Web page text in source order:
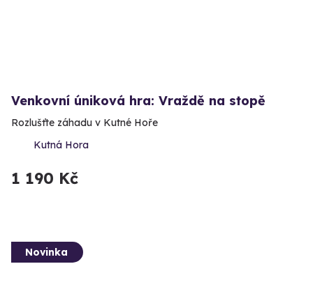
Venkovní úniková hra: Vraždě na stopě
Rozlušťte záhadu v Kutné Hoře
Kutná Hora
1 190 Kč
Novinka